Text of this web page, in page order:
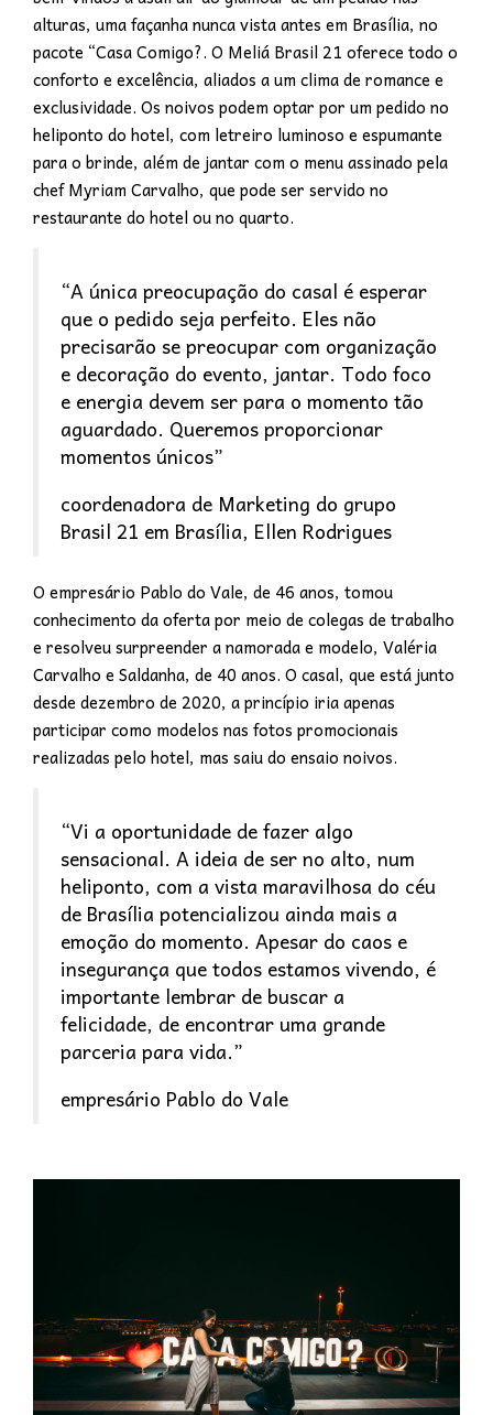
alturas, uma façanha nunca vista antes em Brasília, no
pacote “Casa Comigo?. O Meliá Brasil 21 oferece todo o
conforto e excelência, aliados a um clima de romance e
exclusividade. Os noivos podem optar por um pedido no
heliponto do hotel, com letreiro luminoso e espumante
para o brinde, além de jantar com o menu assinado pela
chef Myriam Carvalho, que pode ser servido no
restaurante do hotel ou no quarto.
“A única preocupação do casal é esperar
que o pedido seja perfeito. Eles não
precisarão se preocupar com organização
e decoração do evento, jantar. Todo foco
e energia devem ser para o momento tão
aguardado. Queremos proporcionar
momentos únicos”
coordenadora de Marketing do grupo
Brasil 21 em Brasília, Ellen Rodrigues
O empresário Pablo do Vale, de 46 anos, tomou
conhecimento da oferta por meio de colegas de trabalho
e resolveu surpreender a namorada e modelo, Valéria
Carvalho e Saldanha, de 40 anos. O casal, que está junto
desde dezembro de 2020, a princípio iria apenas
participar como modelos nas fotos promocionais
realizadas pelo hotel, mas saiu do ensaio noivos.
“Vi a oportunidade de fazer algo
sensacional. A ideia de ser no alto, num
heliponto, com a vista maravilhosa do céu
de Brasília potencializou ainda mais a
emoção do momento. Apesar do caos e
insegurança que todos estamos vivendo, é
importante lembrar de buscar a
felicidade, de encontrar uma grande
parceria para vida.”
empresário Pablo do Vale